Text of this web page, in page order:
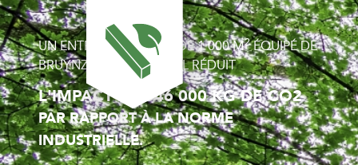
UN ENTREPÔT MOBILE DE 1 000 M2ÉQUIPÉ DE
BRUYNZEEL GREENSTEEL RÉDUIT
L'IMPACT DE 346 000 KG DE CO2
PAR RAPPORT À LA NORME
INDUSTRIELLE.